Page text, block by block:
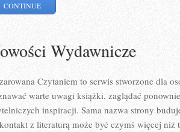
CONTINUE
Wydawnicze
Czytaniem to serwis stworzone dla
warte uwagi książki, zaglądać
inspiracji. Sama nazwa strony
z literaturą może być czymś więcej niż